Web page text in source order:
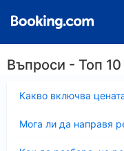
Въпроси - Топ 10
Какво включва
Мога ли да направя